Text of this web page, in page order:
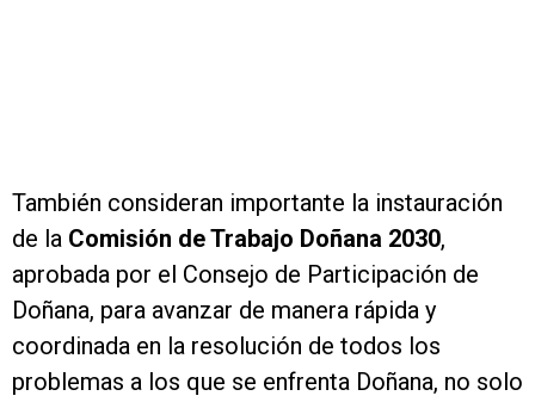
También consideran importante la instauración
de la Comisión de Trabajo Doñana 2030,
aprobada por el Consejo de Participación de
Doñana, para avanzar de manera rápida y
coordinada en la resolución de todos los
problemas a los que se enfrenta Doñana, no solo